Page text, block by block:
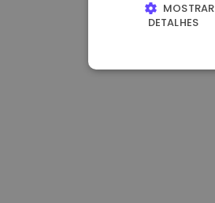
MOSTRAR
DETALHES